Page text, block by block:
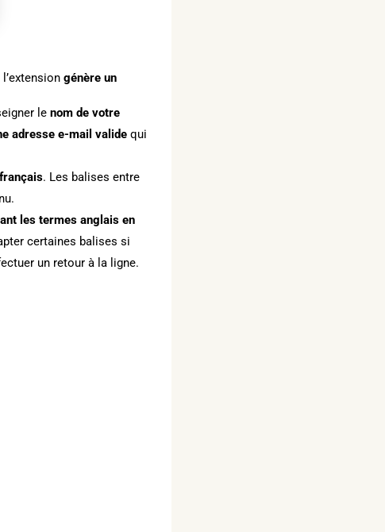
l’extensiongénère un
lenom de votre
adresse e-mail valide qui
. Les balises entre
les termes anglais en
certaines balises si
un retour à la ligne.